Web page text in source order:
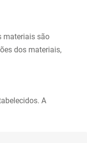
materiais são
dos materiais,
A